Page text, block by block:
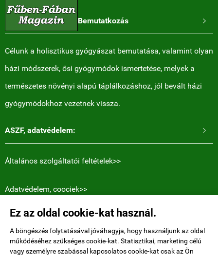
Ez az oldal cookie-kat használ.
A böngészés folytatásával jóváhagyja, hogy használjunk az oldal
működéséhez szükséges cookie-kat. Statisztikai, marketing célú
vagy személyre szabással kapcsolatos cookie-kat csak az Ön
Bemutatkozás 
Célunk a holisztikus gyógyászat bemutatása, valamint olyan
házi módszerek, ősi gyógymódok ismertetése, melyek a
természetes növényi alapú táplálkozáshoz, jól bevált házi
gyógymódokhoz vezetnek vissza.
ASZF, adatvédelem: 
Általános szolgáltatói feltételek>>
Adatvédelem, coociek>>
Elérhetőségek:
Holly Heart blogger Magyar honlapja.
Niederdorfstrasse 38, 8001 Zürich, Switzerland